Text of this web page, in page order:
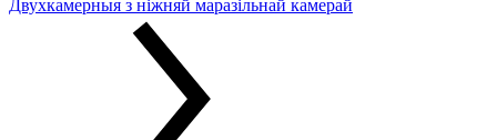
Двухкамерныя з ніжняй маразільнай камерай